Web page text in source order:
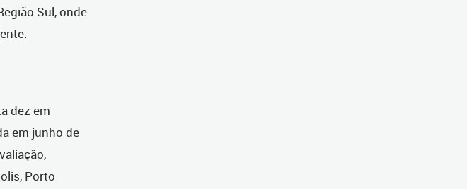
Sul, onde
dez em
em junho de
Porto